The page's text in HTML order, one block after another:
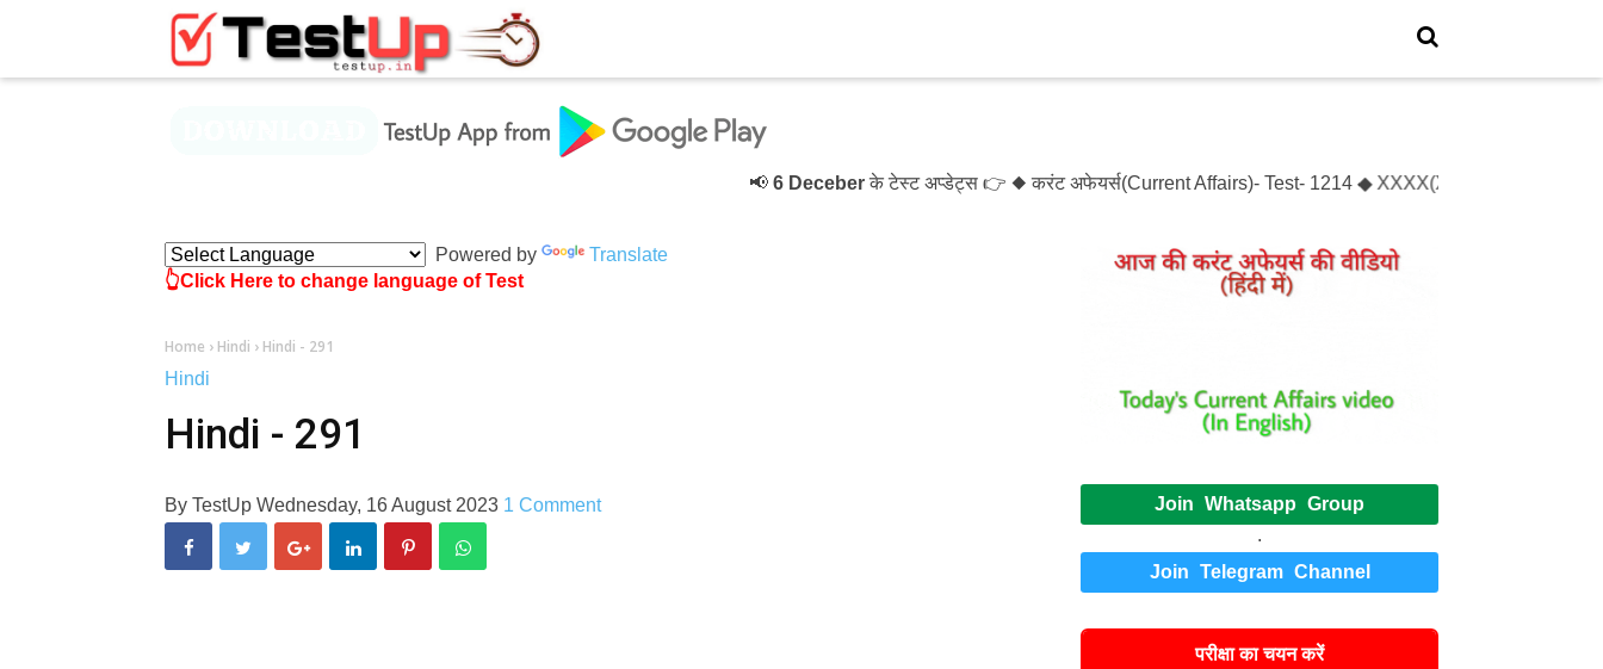
6 Deceberके टेस्ट अप्डेट्स 👉 ◆ करंट अफेयर्स(Current Affairs)- Test- 1214 ◆ XXXX(XXXXX)- Test- XXXXXX
Powered by
Translate
👆Click Here to change language of Test
Home › Hindi › Hindi - 291
Hindi
Hindi - 291
By TestUp Wednesday, 16 August 2023 1 Comment
Join Whatsapp Group
.
Join Telegram Channel
परीक्षा का चयन करें